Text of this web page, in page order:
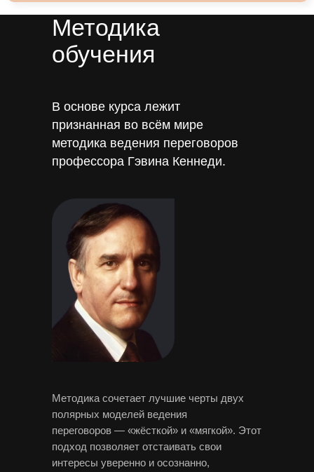
Методика
обучения
В основе курса лежит
признанная во всём мире
методика ведения переговоров
профессора Гэвина Кеннеди.
Методика сочетает лучшие черты двух
полярных моделей ведения
переговоров — «жёсткой» и «мягкой». Этот
подход позволяет отстаивать свои
интересы уверенно и осознанно,